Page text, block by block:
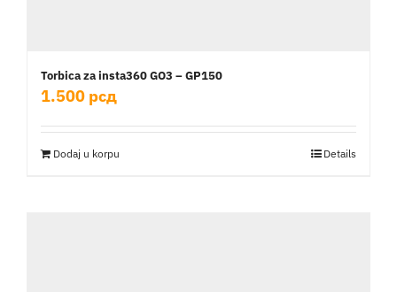
Torbica za insta360 GO3 – GP150
1.500 рсд
Dodaj u korpu Details